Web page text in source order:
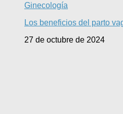
Ginecología
Los beneficios del parto
27 de octubre de 2024